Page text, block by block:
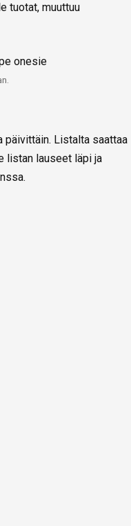
tuotat, muuttuu
Listalta saattaa
listan lauseet läpi ja